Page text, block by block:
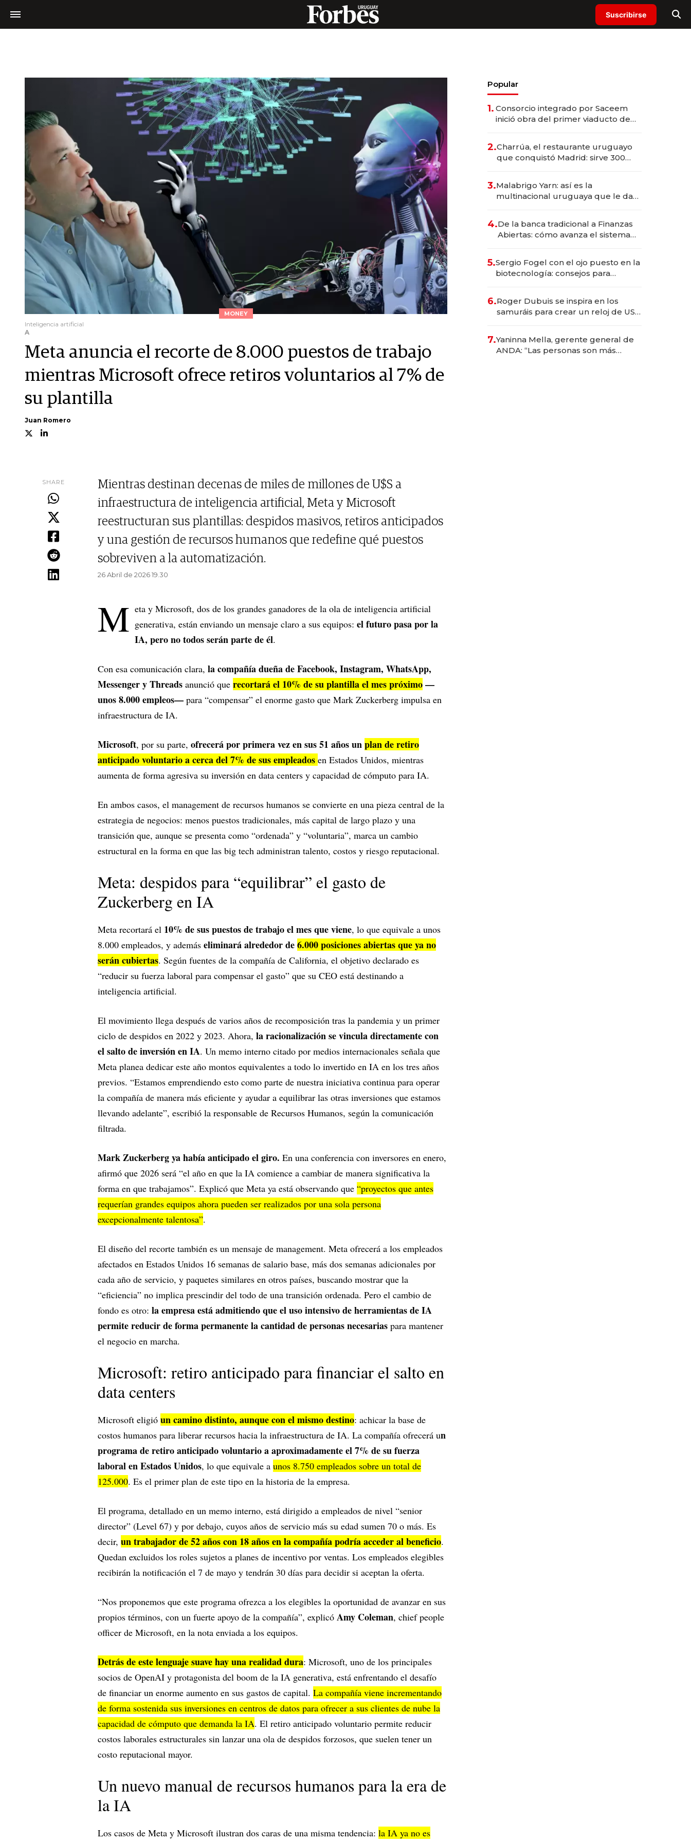
Suscribirse
MONEY
Inteligencia artificial
A
Meta anuncia el recorte de 8.000 puestos de trabajo
mientras Microsoft ofrece retiros voluntarios al 7% de
su plantilla
Juan Romero
SHARE
Mientras destinan decenas de miles de millones de U$S a
infraestructura de inteligencia artificial, Meta y Microsoft
reestructuran sus plantillas: despidos masivos, retiros anticipados
y una gestión de recursos humanos que redefine qué puestos
sobreviven a la automatización.
26 Abril de 2026 19.30
M eta y Microsoft, dos de los grandes ganadores de la ola de inteligencia artificial
generativa, están enviando un mensaje claro a sus equipos: el futuro pasa por la
IA, pero no todos serán parte de él.
Con esa comunicación clara, la compañía dueña de Facebook, Instagram, WhatsApp,
Messenger y Threads anunció que recortará el 10% de su plantilla el mes próximo—
unos 8.000 empleos— para “compensar” el enorme gasto que Mark Zuckerberg impulsa en
infraestructura de IA.
Microsoft, por su parte, ofrecerá por primera vez en sus 51 años unplan de retiro
anticipado voluntario a cerca del 7% de sus empleados en Estados Unidos, mientras
aumenta de forma agresiva su inversión en data centers y capacidad de cómputo para IA.
En ambos casos, el management de recursos humanos se convierte en una pieza central de la
estrategia de negocios: menos puestos tradicionales, más capital de largo plazo y una
transición que, aunque se presenta como “ordenada” y “voluntaria”, marca un cambio
estructural en la forma en que las big tech administran talento, costos y riesgo reputacional.
Meta: despidos para “equilibrar” el gasto de
Zuckerberg en IA
Meta recortará el 10% de sus puestos de trabajo el mes que viene, lo que equivale a unos
8.000 empleados, y además eliminará alrededor de6.000 posiciones abiertas que ya no
serán cubiertas. Según fuentes de la compañía de California, el objetivo declarado es
“reducir su fuerza laboral para compensar el gasto” que su CEO está destinando a
inteligencia artificial.
El movimiento llega después de varios años de recomposición tras la pandemia y un primer
ciclo de despidos en 2022 y 2023. Ahora, la racionalización se vincula directamente con
el salto de inversión en IA. Un memo interno citado por medios internacionales señala que
Meta planea dedicar este año montos equivalentes a todo lo invertido en IA en los tres años
previos. “Estamos emprendiendo esto como parte de nuestra iniciativa continua para operar
la compañía de manera más eficiente y ayudar a equilibrar las otras inversiones que estamos
llevando adelante”, escribió la responsable de Recursos Humanos, según la comunicación
filtrada.
Mark Zuckerberg ya había anticipado el giro. En una conferencia con inversores en enero,
afirmó que 2026 será “el año en que la IA comience a cambiar de manera significativa la
forma en que trabajamos”. Explicó que Meta ya está observando que “proyectos que antes
requerían grandes equipos ahora pueden ser realizados por una sola persona
excepcionalmente talentosa”.
El diseño del recorte también es un mensaje de management. Meta ofrecerá a los empleados
afectados en Estados Unidos 16 semanas de salario base, más dos semanas adicionales por
cada año de servicio, y paquetes similares en otros países, buscando mostrar que la
“eficiencia” no implica prescindir del todo de una transición ordenada. Pero el cambio de
fondo es otro: la empresa está admitiendo que el uso intensivo de herramientas de IA
permite reducir de forma permanente la cantidad de personas necesarias para mantener
el negocio en marcha.
Microsoft: retiro anticipado para financiar el salto en
data centers
Microsoft eligió un camino distinto, aunque con el mismo destino: achicar la base de
costos humanos para liberar recursos hacia la infraestructura de IA. La compañía ofrecerá un
programa de retiro anticipado voluntario a aproximadamente el 7% de su fuerza
laboral en Estados Unidos, lo que equivale a unos 8.750 empleados sobre un total de
125.000. Es el primer plan de este tipo en la historia de la empresa.
El programa, detallado en un memo interno, está dirigido a empleados de nivel “senior
director” (Level 67) y por debajo, cuyos años de servicio más su edad sumen 70 o más. Es
decir, un trabajador de 52 años con 18 años en la compañía podría acceder al beneficio.
Quedan excluidos los roles sujetos a planes de incentivo por ventas. Los empleados elegibles
recibirán la notificación el 7 de mayo y tendrán 30 días para decidir si aceptan la oferta.
“Nos proponemos que este programa ofrezca a los elegibles la oportunidad de avanzar en sus
propios términos, con un fuerte apoyo de la compañía”, explicó Amy Coleman, chief people
officer de Microsoft, en la nota enviada a los equipos.
Detrás de este lenguaje suave hay una realidad dura: Microsoft, uno de los principales
socios de OpenAI y protagonista del boom de la IA generativa, está enfrentando el desafío
de financiar un enorme aumento en sus gastos de capital. La compañía viene incrementando
de forma sostenida sus inversiones en centros de datos para ofrecer a sus clientes de nube la
capacidad de cómputo que demanda la IA. El retiro anticipado voluntario permite reducir
costos laborales estructurales sin lanzar una ola de despidos forzosos, que suelen tener un
costo reputacional mayor.
Un nuevo manual de recursos humanos para la era de
la IA
Los casos de Meta y Microsoft ilustran dos caras de una misma tendencia: la IA ya no es
Popular
1. Consorcio integrado por Saceem
inició obra del primer viaducto de
millones
2.Charrúa, el restaurante uruguayo
que conquistó Madrid: sirve 300
prepara apertura
3.Malabrigo Yarn: así es la
multinacional uruguaya que le da
4.De la banca tradicional a Finanzas
Abiertas: cómo avanza el sistema
5.Sergio Fogel con el ojo puesto en la
biotecnología: consejos para
6.Roger Dubuis se inspira en los
samuráis para crear un reloj de US$
7.Yaninna Mella, gerente general de
ANDA: “Las personas son más